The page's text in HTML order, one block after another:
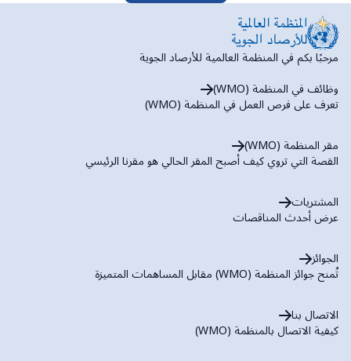
مرحبًا بكم في المنظمة العالمية للأرصاد الجوية
وظائف في المنظمة (WMO)
تعرف على فرص العمل في المنظمة (WMO)
مقر المنظمة (WMO)
القصة التي تروي كيف أصبح المقر الحالي هو مقرنا الرئيسي
المشتريات
عرض أحدث المناقصات
الجوائز
تُمنح جوائز المنظمة (WMO) مقابل المساهمات المتميزة
الاتصال بنا
كيفية الاتصال بالمنظمة (WMO)